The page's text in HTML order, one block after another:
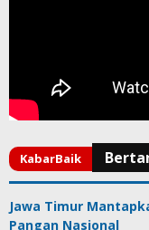
Jawa Timur
Pangan Nasional